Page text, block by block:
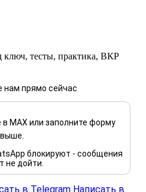
ключ, тесты, практика, ВКР
нам прямо сейчас
MAX или заполните форму
выше.
блокируют - сообщения
не дойти.
в Telegram Написать в